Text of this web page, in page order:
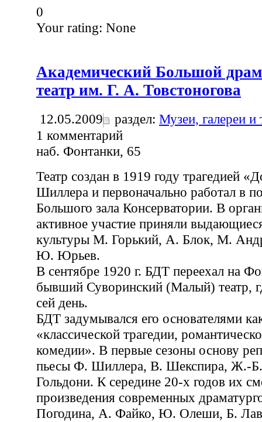
0
Your rating: None
Академический Большой
театр им. Г. А. Товстоногова
12.05.2009 раздел: Музеи, галереи и
1 комментарий
наб. Фонтанки, 65
Театр создан в 1919 году трагедией
Шиллера и первоначально работал в
Большого зала Консерватории. В
активное участие приняли
культуры М. Горький, А. Блок, М.
Ю. Юрьев.
В сентябре 1920 г. БДТ переехал на
бывший Суворинский (Малый) театр,
сей день.
БДТ задумывался его основателями
«классической трагедии,
комедии». В первые сезоны основу
пьесы Ф. Шиллера, В. Шекспира, Ж.-
Гольдони. К середине 20-х годов их
произведения современных
Погодина, А. Файко, Ю. Олеши, Б.